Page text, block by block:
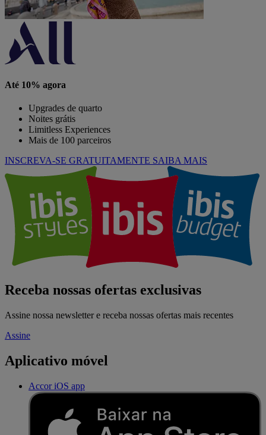
Até 10% agora
Upgrades de quarto
Noites grátis
Limitless Experiences
Mais de 100 parceiros
INSCREVA-SE GRATUITAMENTE SAIBA MAIS
Receba nossas ofertas exclusivas
Assine nossa newsletter e receba nossas ofertas mais recentes
Assine
Aplicativo móvel
Accor iOS app